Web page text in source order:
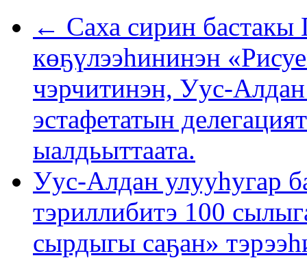
← Саха сирин
көҕүлээһининэн
чэрчитинэн, Уус-
эстафетатын
ыалдьыттаата.
Уус-Алдан улууһугар
тэриллибитэ 100
сырдыгы саҕан»